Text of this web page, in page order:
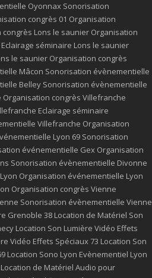
Oyonnax Sonorisation
congrès 01 Organisation
congrès Lons le saunier Organisation
Eclairage séminaire Lons le saunier
le saunier Organisation congrès
Mâcon Sonorisation évènementielle
Belley Sonorisation évènementielle
Organisation congrès Villefranche
Eclairage séminaire
Villefranche Organisation
Lyon 69 Sonorisation
événementielle Gex Organisation
Sonorisation évènementielle Divonne
Organisation événementielle Lyon
Organisation congrès Vienne
Sonorisation évènementielle Vienne
Grenoble 38 Location de Matériel Son
Location Son Lumière Vidéo Effets
Vidéo Effets Spéciaux 73 Location Son
Location Sono Lyon Evènementiel Lyon
Location de Matériel Audio pour